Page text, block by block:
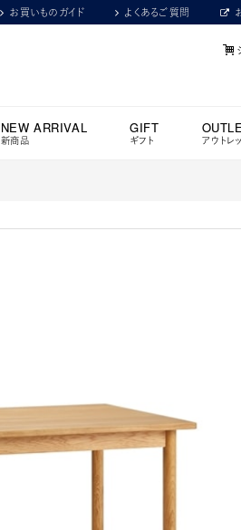
お買いものガイド よくあるご質問
NEW ARRIVAL
新商品
GIFT
ギフト アウトレ